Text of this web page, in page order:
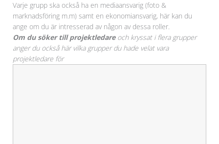
Varje grupp ska också ha en mediaansvarig (foto &
marknadsföring m.m) samt en ekonomiansvarig, här kan du
ange om du är intresserad av någon av dessa roller.
Om du söker till projektledareoch kryssat i flera grupper
anger du också här vilka grupper du hade velat vara
projektledare för